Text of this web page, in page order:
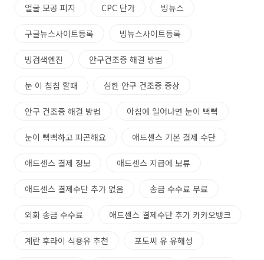
얼굴 모공 피지 CPC 단가 빙뉴스
구글뉴스사이트등록 빙뉴스사이트등록
빙검색엔진 안구건조증 해결 방법
눈 이 침침 할때 심한 안구 건조증 증상
안구 건조증 해결 방법 아침에 일어나면 눈이 뻑뻑
눈이 뻑뻑하고 피곤해요 애드센스 기본 결제 수단
애드센스 결제 정보 애드센스 지급에 보류
애드센스 결제수단 추가 없음 송금 수수료 무료
외화 송금 수수료 애드센스 결제수단 추가 카카오뱅크
계란 후라이 식용유 추천 포도씨 유 유해성